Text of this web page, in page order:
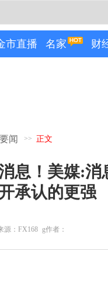
市直播 名家 财
闻 >> 正文
息！美媒:消
承认的更强
源：FX168 g作者：